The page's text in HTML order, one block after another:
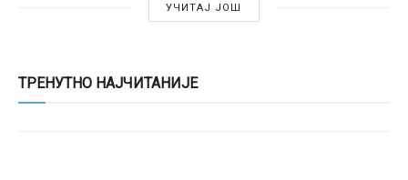
УЧИТАЈ ЈОШ
ТРЕНУТНО НАЈЧИТАНИЈЕ